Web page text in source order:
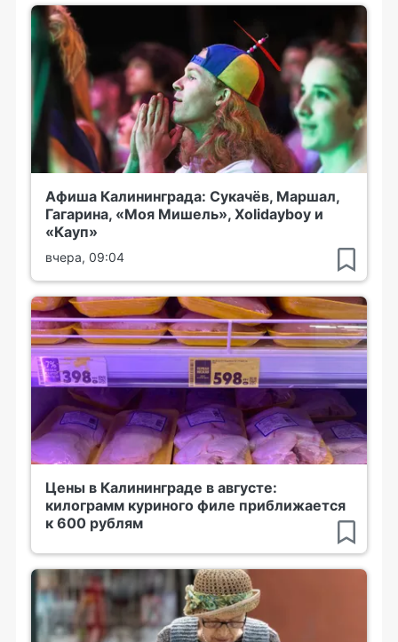
Афиша Калининграда: Сукачёв, Маршал,
Гагарина, «Моя Мишель», Xolidayboy и
«Кауп»
вчера, 09:04
Цены в Калининграде в августе:
килограмм куриного филе приближается
к 600 рублям